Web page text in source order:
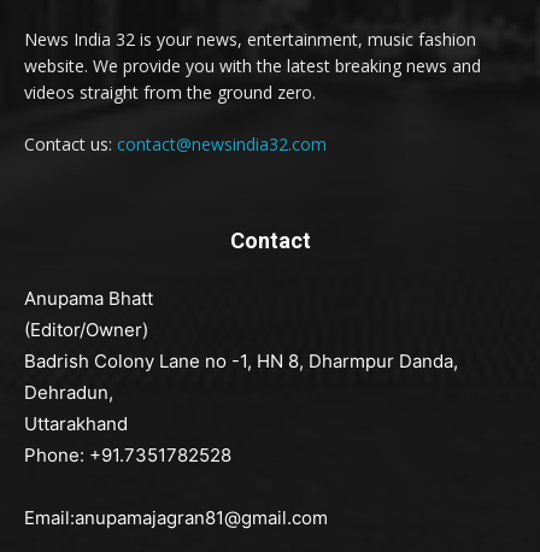
News India 32 is your news, entertainment, music fashion
website. We provide you with the latest breaking news and
videos straight from the ground zero.
Contact us: contact@newsindia32.com
Contact
Anupama Bhatt
(Editor/Owner)
Badrish Colony Lane no -1, HN 8, Dharmpur Danda,
Dehradun,
Uttarakhand
Phone: +91.7351782528
Email:anupamajagran81@gmail.com